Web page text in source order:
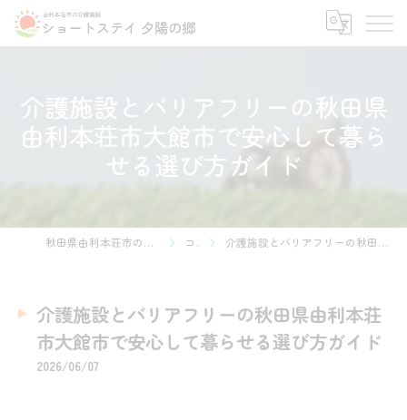
介護施設とバリアフリーの秋田県
由利本荘市大館市で安心して暮ら
せる選び方ガイド
秋田県由利本荘市の介護施設ならショートステイ 夕陽の郷 コラム 介護施設とバリアフリーの秋田県由利本荘市大館市で安心して暮らせる選び方ガイド
介護施設とバリアフリーの秋田県由利本荘
市大館市で安心して暮らせる選び方ガイド
2026/06/07